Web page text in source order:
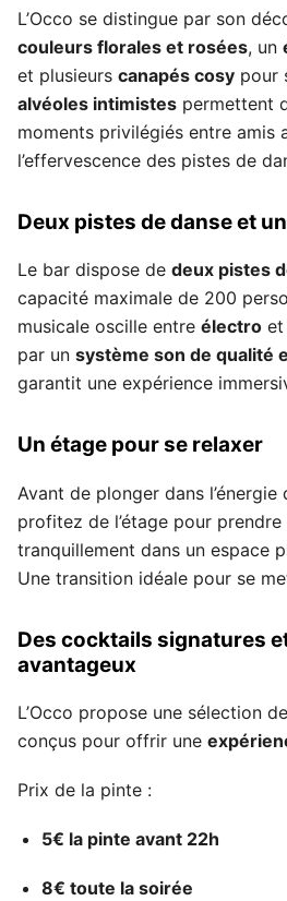
L’Occo se distingue par son
couleurs florales et rosées, un
et plusieurs canapés cosy pour
alvéoles intimistes permettent
moments privilégiés entre amis
l’effervescence des pistes de
Deux pistes de danse et
Le bar dispose de deux pistes
capacité maximale de 200
musicale oscille entre électro et
par un système son de qualité
garantit une expérience
Un étage pour se relaxer
Avant de plonger dans l’énergie
profitez de l’étage pour prendre
tranquillement dans un espace
Une transition idéale pour se
Des cocktails signatures
avantageux
L’Occo propose une sélection de
conçus pour offrir une
Prix de la pinte :
5€ la pinte avant 22h
8€ toute la soirée